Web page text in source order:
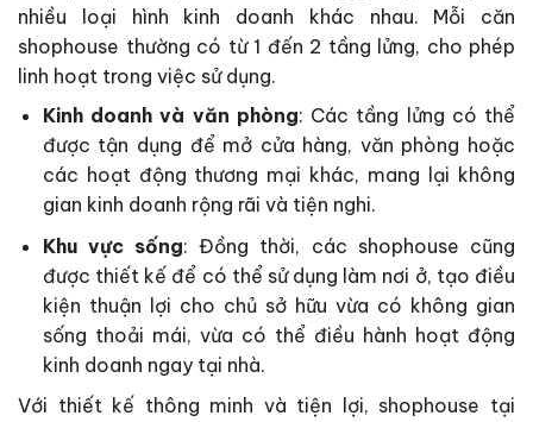
nhiều loại hình kinh doanh khác nhau. Mỗi căn
shophouse thường có từ 1 đến 2 tầng lửng, cho phép
linh hoạt trong việc sử dụng.
Kinh doanh và văn phòng: Các tầng lửng có thể
được tận dụng để mở cửa hàng, văn phòng hoặc
các hoạt động thương mại khác, mang lại không
gian kinh doanh rộng rãi và tiện nghi.
Khu vực sống: Đồng thời, các shophouse cũng
được thiết kế để có thể sử dụng làm nơi ở, tạo điều
kiện thuận lợi cho chủ sở hữu vừa có không gian
sống thoải mái, vừa có thể điều hành hoạt động
kinh doanh ngay tại nhà.
Với thiết kế thông minh và tiện lợi, shophouse tại